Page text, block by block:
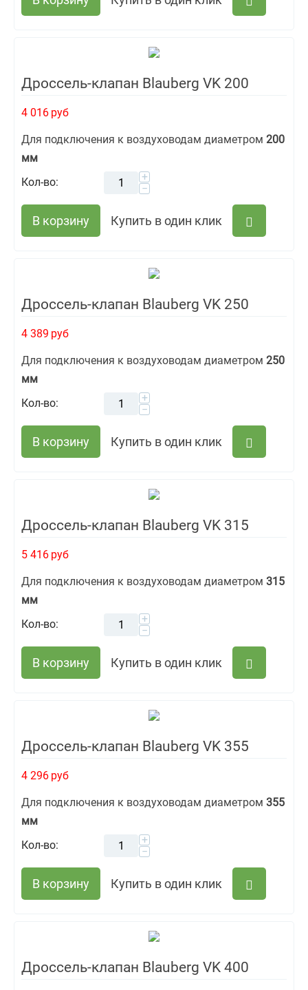
Дроссель-клапан Blauberg VK 200
4 016 руб
Для подключения к воздуховодам диаметром 200
мм
Кол-во:
+
−
В корзину Купить в один клик
Дроссель-клапан Blauberg VK 250
4 389 руб
Для подключения к воздуховодам диаметром 250
мм
Кол-во:
+
−
В корзину Купить в один клик
Дроссель-клапан Blauberg VK 315
5 416 руб
Для подключения к воздуховодам диаметром 315
мм
Кол-во:
+
−
В корзину Купить в один клик
Дроссель-клапан Blauberg VK 355
4 296 руб
Для подключения к воздуховодам диаметром 355
мм
Кол-во:
+
−
В корзину Купить в один клик
Дроссель-клапан Blauberg VK 400